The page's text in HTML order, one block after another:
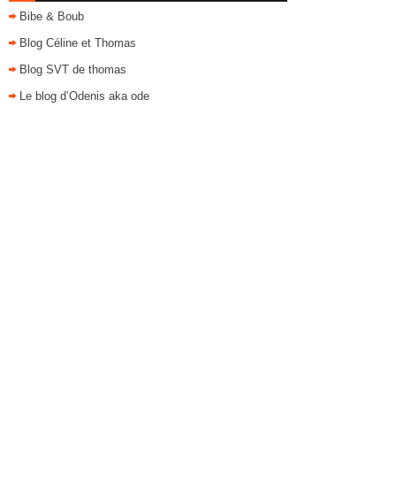
Bibe & Boub
Blog Céline et Thomas
Blog SVT de thomas
Le blog d’Odenis aka ode